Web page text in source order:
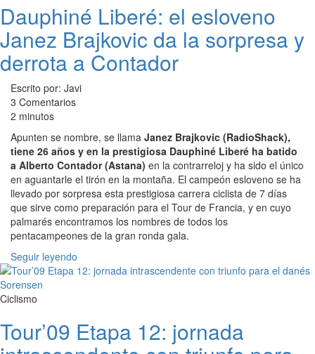
Dauphiné Liberé: el esloveno
Janez Brajkovic da la sorpresa y
derrota a Contador
Escrito por: Javi
3 Comentarios
2 minutos
Apunten se nombre, se llama Janez Brajkovic (RadioShack),
tiene 26 años y en la prestigiosa Dauphiné Liberé ha batido
a Alberto Contador (Astana) en la contrarreloj y ha sido el único
en aguantarle el tirón en la montaña. El campeón esloveno se ha
llevado por sorpresa esta prestigiosa carrera ciclista de 7 días
que sirve como preparación para el Tour de Francia, y en cuyo
palmarés encontramos los nombres de todos los
pentacampeones de la gran ronda gala.
Seguir leyendo
Ciclismo
Tour’09 Etapa 12: jornada